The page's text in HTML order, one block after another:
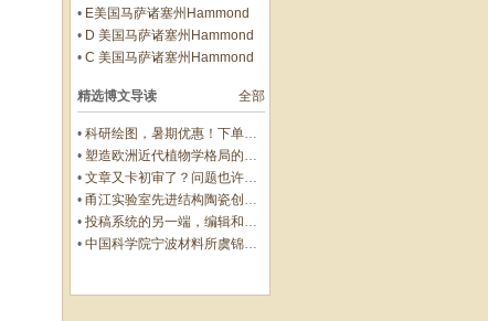
元“废品”处理记
• E美国马萨诸塞州Hammond
Castle（哈蒙德城堡）与
Gloucester Beach（格洛斯特海
• D 美国马萨诸塞州Hammond
Castle（哈蒙德城堡）与
滩）
• C 美国马萨诸塞州Hammond
Gloucester Beach（格洛斯特海
滩）
全部
精选博文导读
• 科研绘图，暑期优惠！下单立减500元
• 塑造欧洲近代植物学格局的马德里皇家植物园里程碑式园长
• 文章又卡初审了？问题也许在Cover Letter上，这份写作指南+模板拿好！
• 甬江实验室先进结构陶瓷创新中心团队综述：室温塑性陶瓷的兴起与研究进展
• 投稿系统的另一端，编辑和审稿人到底在做什么？丨Wiley暑期线上学习营
• 中国科学院宁波材料所虞锦洪: 界面工程实现兼具超高热导率和透波性能的柔性复合薄膜